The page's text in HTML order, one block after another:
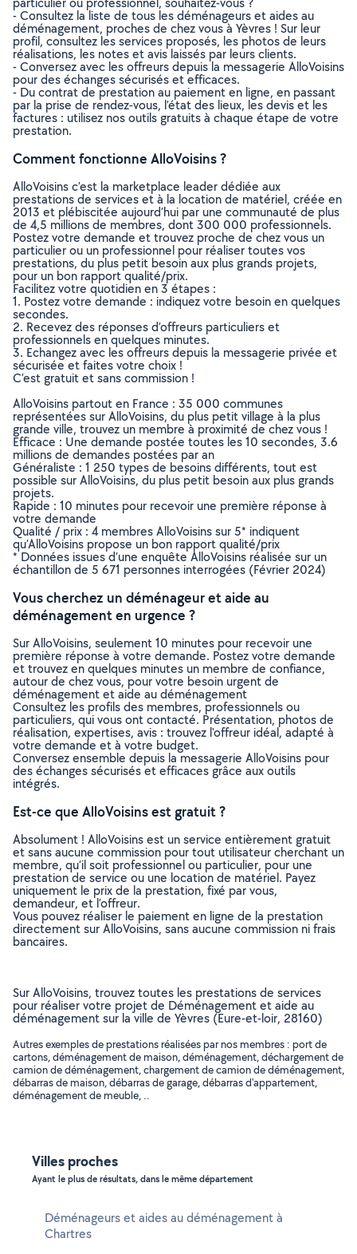
- Consultez la liste de tous les déménageurs et aides au
déménagement, proches de chez vous à Yèvres ! Sur leur
profil, consultez les services proposés, les photos de leurs
réalisations, les notes et avis laissés par leurs clients.
- Conversez avec les offreurs depuis la messagerie AlloVoisins
pour des échanges sécurisés et efficaces.
- Du contrat de prestation au paiement en ligne, en passant
par la prise de rendez-vous, l’état des lieux, les devis et les
factures : utilisez nos outils gratuits à chaque étape de votre
prestation.
Comment fonctionne AlloVoisins ?
AlloVoisins c’est la marketplace leader dédiée aux
prestations de services et à la location de matériel, créée en
2013 et plébiscitée aujourd’hui par une communauté de plus
de 4,5 millions de membres, dont 300 000 professionnels.
Postez votre demande et trouvez proche de chez vous un
particulier ou un professionnel pour réaliser toutes vos
prestations, du plus petit besoin aux plus grands projets,
pour un bon rapport qualité/prix.
Facilitez votre quotidien en 3 étapes :
1. Postez votre demande : indiquez votre besoin en quelques
secondes.
2. Recevez des réponses d’offreurs particuliers et
professionnels en quelques minutes.
3. Echangez avec les offreurs depuis la messagerie privée et
sécurisée et faites votre choix !
C’est gratuit et sans commission !
AlloVoisins partout en France : 35 000 communes
représentées sur AlloVoisins, du plus petit village à la plus
grande ville, trouvez un membre à proximité de chez vous !
Efficace : Une demande postée toutes les 10 secondes, 3.6
millions de demandes postées par an
Généraliste : 1 250 types de besoins différents, tout est
possible sur AlloVoisins, du plus petit besoin aux plus grands
projets.
Rapide : 10 minutes pour recevoir une première réponse à
votre demande
Qualité / prix : 4 membres AlloVoisins sur 5* indiquent
qu’AlloVoisins propose un bon rapport qualité/prix
* Données issues d’une enquête AlloVoisins réalisée sur un
échantillon de 5 671 personnes interrogées (Février 2024)
Vous cherchez un déménageur et aide au
déménagement en urgence ?
Sur AlloVoisins, seulement 10 minutes pour recevoir une
première réponse à votre demande. Postez votre demande
et trouvez en quelques minutes un membre de confiance,
autour de chez vous, pour votre besoin urgent de
déménagement et aide au déménagement
Consultez les profils des membres, professionnels ou
particuliers, qui vous ont contacté. Présentation, photos de
réalisation, expertises, avis : trouvez l'offreur idéal, adapté à
votre demande et à votre budget.
Conversez ensemble depuis la messagerie AlloVoisins pour
des échanges sécurisés et efficaces grâce aux outils
intégrés.
Est-ce que AlloVoisins est gratuit ?
Absolument ! AlloVoisins est un service entièrement gratuit
et sans aucune commission pour tout utilisateur cherchant un
membre, qu’il soit professionnel ou particulier, pour une
prestation de service ou une location de matériel. Payez
uniquement le prix de la prestation, fixé par vous,
demandeur, et l’offreur.
Vous pouvez réaliser le paiement en ligne de la prestation
directement sur AlloVoisins, sans aucune commission ni frais
bancaires.
Sur AlloVoisins, trouvez toutes les prestations de services
pour réaliser votre projet de Déménagement et aide au
déménagement sur la ville de Yèvres (Eure-et-loir, 28160)
Autres exemples de prestations réalisées par nos membres : port de
cartons, déménagement de maison, déménagement, déchargement de
camion de déménagement, chargement de camion de déménagement,
débarras de maison, débarras de garage, débarras d'appartement,
déménagement de meuble, ..
Villes proches
Ayant le plus de résultats, dans le même département
Déménageurs et aides au déménagement à
Chartres